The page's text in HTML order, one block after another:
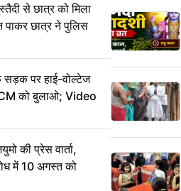
से छात्र को मिला
पाकर छात्र ने पुलिस
पर हाई-वोल्टेज
CM को बुलाओ; Video
की प्रेस वार्ता,
में 10 अगस्त को